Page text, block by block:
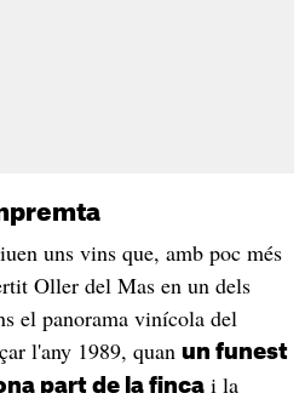
uns vins que, amb poc més
Oller del Mas en un dels
el panorama vinícola del
l'any 1989, quan un funest
part de la fincai la